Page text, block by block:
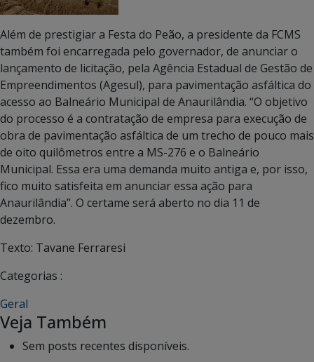
Além de prestigiar a Festa do Peão, a presidente da FCMS
também foi encarregada pelo governador, de anunciar o
lançamento de licitação, pela Agência Estadual de Gestão de
Empreendimentos (Agesul), para pavimentação asfáltica do
acesso ao Balneário Municipal de Anaurilândia. “O objetivo
do processo é a contratação de empresa para execução de
obra de pavimentação asfáltica de um trecho de pouco mais
de oito quilômetros entre a MS-276 e o Balneário
Municipal. Essa era uma demanda muito antiga e, por isso,
fico muito satisfeita em anunciar essa ação para
Anaurilândia”. O certame será aberto no dia 11 de
dezembro.
Texto: Tavane Ferraresi
Categorias :
Geral
Veja Também
Sem posts recentes disponíveis.